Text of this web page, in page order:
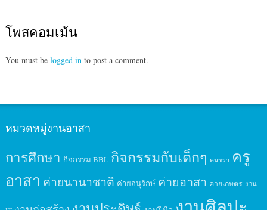
โพสคอมเม้น
You must be logged into post a comment.
หมวดหมู่งานอาสา
การศึกษา กิจกรรม BBL กิจกรรมกับเด็กๆ คนชรา ครู
อาสา ค่ายนานาชาติ ค่ายอนุรักษ์ ค่ายอาสา ค่ายเกษตร งาน